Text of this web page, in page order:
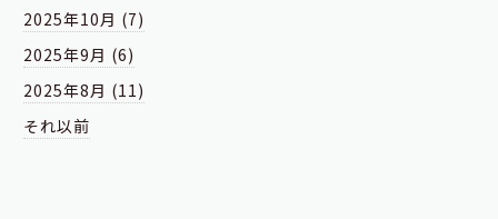
2025年10月 (7)
2025年9月 (6)
2025年8月 (11)
それ以前